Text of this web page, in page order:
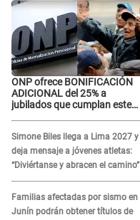
ONP ofrece BONIFICACIÓN
ADICIONAL del 25% a
jubilados que cumplan este
Simone Biles llega a Lima 2027 y
deja mensaje a jóvenes atletas:
“Diviértanse y abracen el camino”
Familias afectadas por sismo en
Junín podrán obtener títulos de